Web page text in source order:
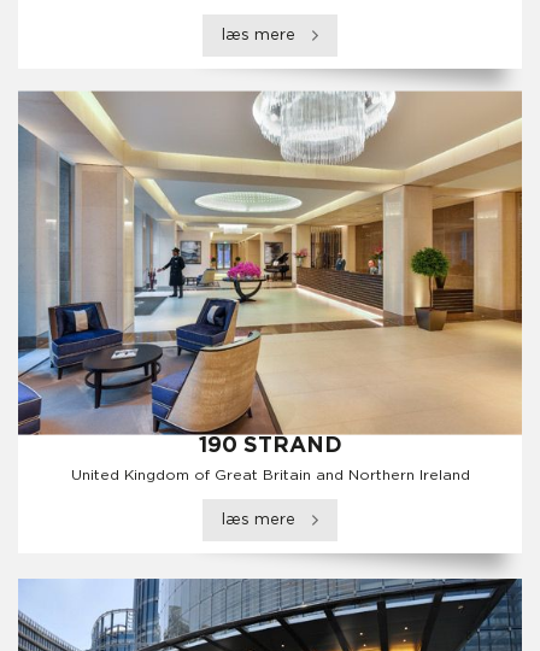
læs mere
190 STRAND
United Kingdom of Great Britain and Northern Ireland
læs mere